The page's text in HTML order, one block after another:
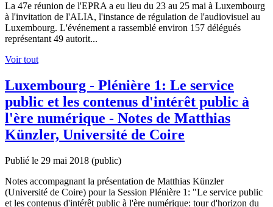
La 47e réunion de l'EPRA a eu lieu du 23 au 25 mai à Luxembourg
à l'invitation de l'ALIA, l'instance de régulation de l'audiovisuel au
Luxembourg. L'événement a rassemblé environ 157 délégués
représentant 49 autorit...
Voir tout
Luxembourg - Plénière 1: Le service
public et les contenus d'intérêt public à
l'ère numérique - Notes de Matthias
Künzler, Université de Coire
Publié le 29 mai 2018 (public)
Notes accompagnant la présentation de Matthias Künzler
(Université de Coire) pour la Session Plénière 1: "Le service public
et les contenus d'intérêt public à l'ère numérique: tour d'horizon du